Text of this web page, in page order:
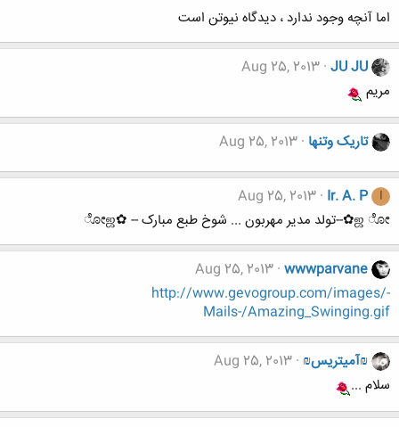
اما آنچه وجود ندارد ، دیدگاه نیوتن است
JU JU
Aug 25, 2013
مریم
تاریک وتنها Aug 25, 2013
I
Ir. A. P
Aug 25, 2013
ஜ ೋ✿--تولد مدیر مهربون ... شوخ طبع مبارک -- ✿ೋஜ
wwwparvane
Aug 25, 2013
http://www.gevogroup.com/images/-
Mails-/Amazing_Swinging.gif
₪آمیتریس₪ Aug 25, 2013
سلام ...